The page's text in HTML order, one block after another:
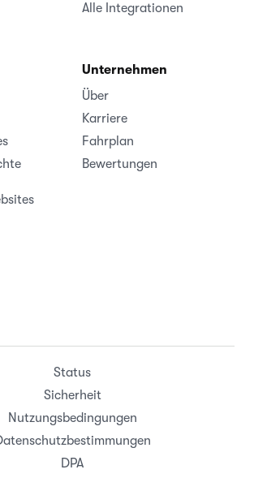
Alle Integrationen
Unternehmen
Über
Karriere
Fahrplan
Bewertungen
Status
Sicherheit
Nutzungsbedingungen
DPA